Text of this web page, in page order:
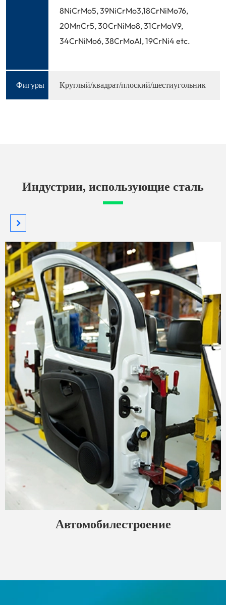
8NiCrMo5, 39NiCrMo3,18CrNiMo76,
20MnCr5, 30CrNiMo8, 31CrMoV9,
34CrNiMo6, 38CrMoAl, 19CrNi4 etc.
Фигуры Круглый/квадрат/плоский/шестиугольник
Индустрии, использующие сталь
Автомобилестроение